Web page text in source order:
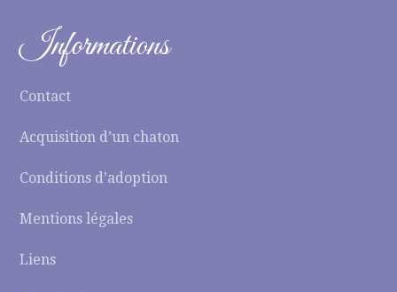
Informations
Contact
Acquisition d’un chaton
Conditions d’adoption
Mentions légales
Liens